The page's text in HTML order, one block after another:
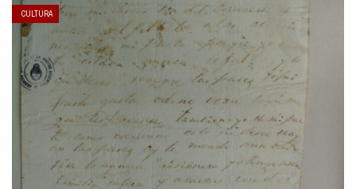
CULTURA